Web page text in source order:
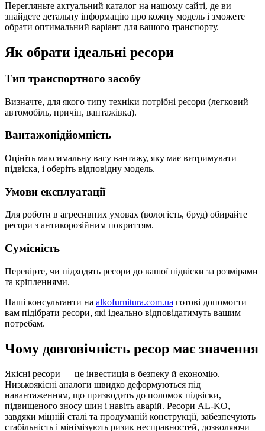
Перегляньте актуальний каталог на нашому сайті, де ви
знайдете детальну інформацію про кожну модель і зможете
обрати оптимальний варіант для вашого транспорту.
Як обрати ідеальні ресори
Тип транспортного засобу
Визначте, для якого типу техніки потрібні ресори (легковий
автомобіль, причіп, вантажівка).
Вантажопідйомність
Оцініть максимальну вагу вантажу, яку має витримувати
підвіска, і оберіть відповідну модель.
Умови експлуатації
Для роботи в агресивних умовах (вологість, бруд) обирайте
ресори з антикорозійним покриттям.
Сумісність
Перевірте, чи підходять ресори до вашої підвіски за розмірами
та кріпленнями.
Наші консультанти на alkofurnitura.com.ua готові допомогти
вам підібрати ресори, які ідеально відповідатимуть вашим
потребам.
Чому довговічність ресор має значення
Якісні ресори — це інвестиція в безпеку й економію.
Низькоякісні аналоги швидко деформуються під
навантаженням, що призводить до поломок підвіски,
підвищеного зносу шин і навіть аварій. Ресори AL-KO,
завдяки міцній сталі та продуманій конструкції, забезпечують
стабільність і мінімізують ризик несправностей, дозволяючи